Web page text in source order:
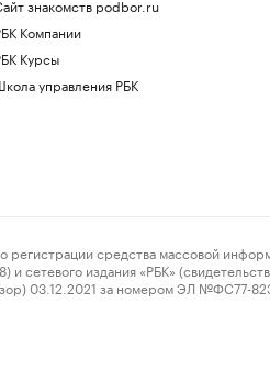
знакомств podbor.ru
Компании
Курсы
управления РБК
средства массовой
издания «РБК»
03.12.2021 за номером ЭЛ №ФС77-